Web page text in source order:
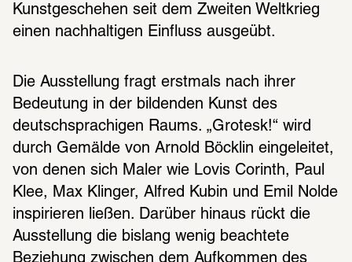
Kunstgeschehen seit dem Zweiten Weltkrieg
einen nachhaltigen Einfluss ausgeübt.
Die Ausstellung fragt erstmals nach ihrer
Bedeutung in der bildenden Kunst des
deutschsprachigen Raums. „Grotesk!“ wird
durch Gemälde von Arnold Böcklin eingeleitet,
von denen sich Maler wie Lovis Corinth, Paul
Klee, Max Klinger, Alfred Kubin und Emil Nolde
inspirieren ließen. Darüber hinaus rückt die
Ausstellung die bislang wenig beachtete
Beziehung zwischen dem Aufkommen des